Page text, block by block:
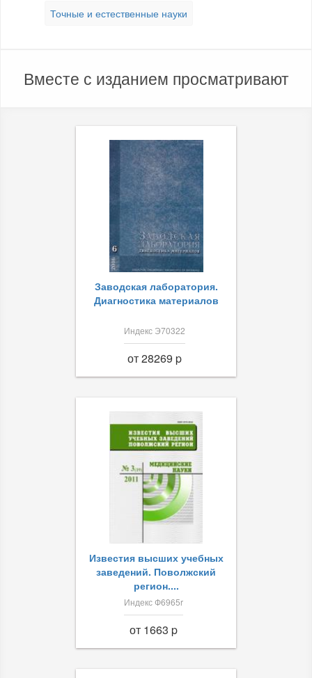
Точные и естественные науки
Вместе с изданием просматривают
Заводская лаборатория.
Диагностика материалов
Индекс Э70322
от 28269 p
Известия высших учебных
заведений. Поволжский
регион....
Индекс Ф6965r
от 1663 p